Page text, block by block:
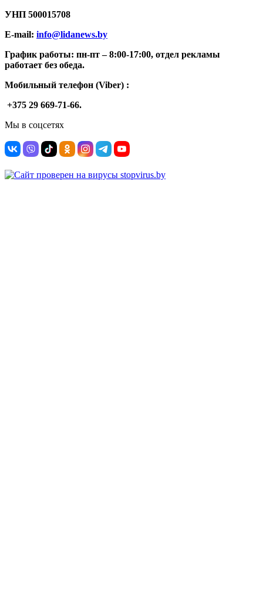
УНП 500015708
E-mail: info@lidanews.by
График работы: пн-пт –8:00-17:00, отдел рекламы
работает без обеда.
Мобильный телефон (Viber) :
+375 29 669-71-66.
Мы в соцсетях